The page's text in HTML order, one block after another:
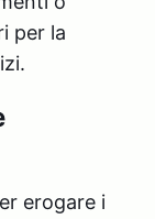
per la
erogare i